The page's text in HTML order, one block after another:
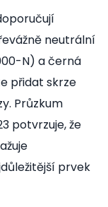
neutrální
N) a černá
přidat skrze
Průzkum
potvrzuje, že
prvek